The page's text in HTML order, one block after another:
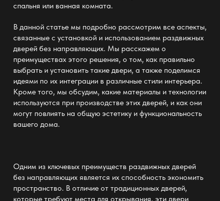
спальня или ванная комната.
В данной статье мы подробно рассмотрим все аспекты,
связанные с установкой и использованием раздвижных
дверей без направляющих. Мы расскажем о
преимуществах этого решения, о том, как правильно
выбрать и установить такие двери, а также поделимся
идеями по их интеграции в различные стили интерьера.
Кроме того, мы обсудим, какие материалы и технологии
используются при производстве этих дверей, и как они
могут повлиять на общую эстетику и функциональность
вашего дома.
Одним из ключевых преимуществ раздвижных дверей
без направляющих является их способность экономить
пространство. В отличие от традиционных дверей,
которые требуют места для открывания, эти двери